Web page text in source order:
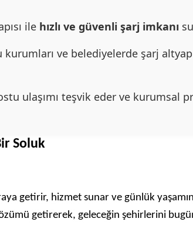
ile hızlı ve güvenli şarj imkanı
kurumları ve belediyelerde şarj
ulaşımı teşvik eder ve kurumsal
Soluk
getirir, hizmet sunar ve günlük
getirerek, geleceğin şehirlerini